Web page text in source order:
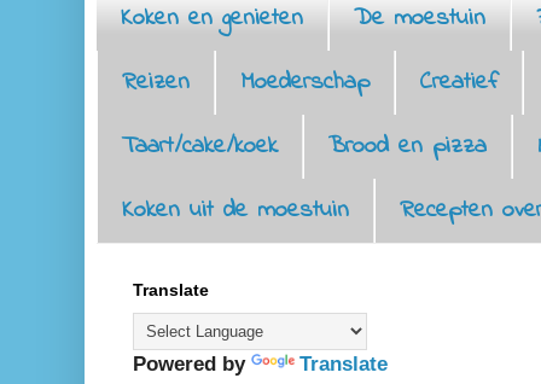
Koken en genieten De moestuin
Reizen
Moederschap
Creatief
Taart/cake/koek
Brood en pizza
Koken uit de moestuin
Recepten
Translate
Powered by Translate